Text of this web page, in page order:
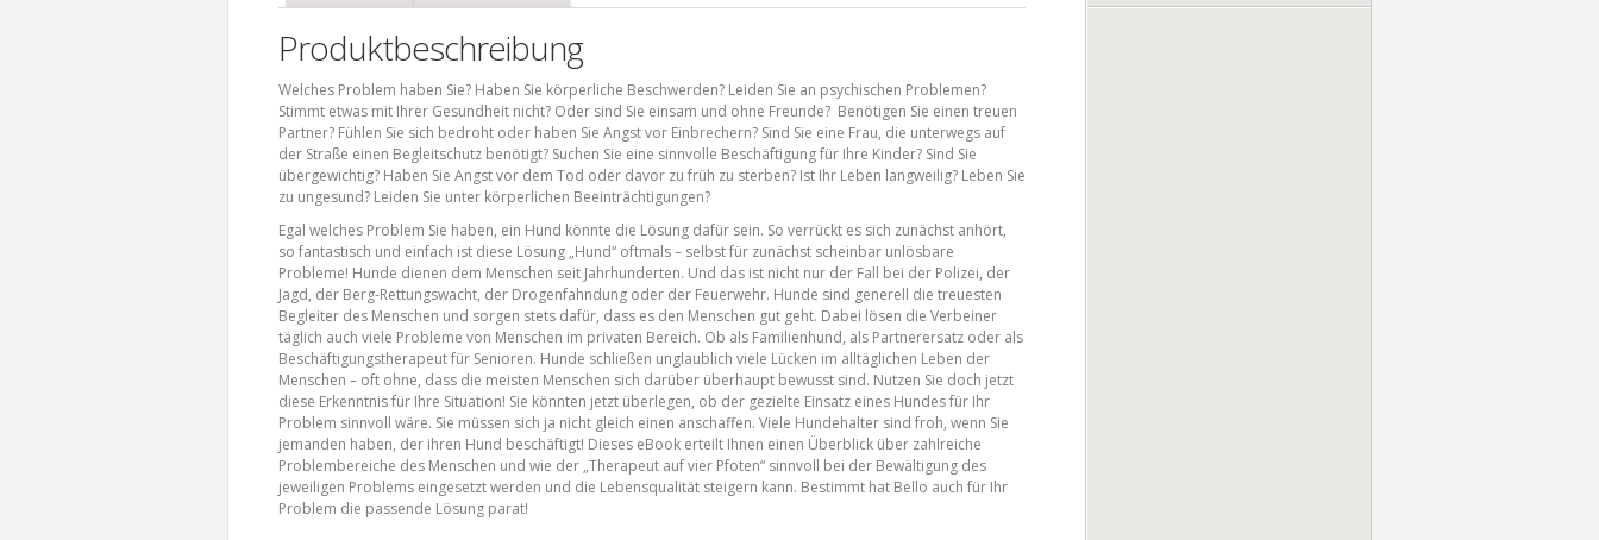
Produktbeschreibung
Welches Problem haben Sie? Haben Sie körperliche Beschwerden? Leiden Sie an psychischen Problemen?
Stimmt etwas mit Ihrer Gesundheit nicht? Oder sind Sie einsam und ohne Freunde? Benötigen Sie einen treuen
Partner? Fühlen Sie sich bedroht oder haben Sie Angst vor Einbrechern? Sind Sie eine Frau, die unterwegs auf
der Straße einen Begleitschutz benötigt? Suchen Sie eine sinnvolle Beschäftigung für Ihre Kinder? Sind Sie
übergewichtig? Haben Sie Angst vor dem Tod oder davor zu früh zu sterben? Ist Ihr Leben langweilig? Leben Sie
zu ungesund? Leiden Sie unter körperlichen Beeinträchtigungen?
Egal welches Problem Sie haben, ein Hund könnte die Lösung dafür sein. So verrückt es sich zunächst anhört,
so fantastisch und einfach ist diese Lösung „Hund“ oftmals – selbst für zunächst scheinbar unlösbare
Probleme! Hunde dienen dem Menschen seit Jahrhunderten. Und das ist nicht nur der Fall bei der Polizei, der
Jagd, der Berg-Rettungswacht, der Drogenfahndung oder der Feuerwehr. Hunde sind generell die treuesten
Begleiter des Menschen und sorgen stets dafür, dass es den Menschen gut geht. Dabei lösen die Verbeiner
täglich auch viele Probleme von Menschen im privaten Bereich. Ob als Familienhund, als Partnerersatz oder als
Beschäftigungstherapeut für Senioren. Hunde schließen unglaublich viele Lücken im alltäglichen Leben der
Menschen – oft ohne, dass die meisten Menschen sich darüber überhaupt bewusst sind. Nutzen Sie doch jetzt
diese Erkenntnis für Ihre Situation! Sie könnten jetzt überlegen, ob der gezielte Einsatz eines Hundes für Ihr
Problem sinnvoll wäre. Sie müssen sich ja nicht gleich einen anschaffen. Viele Hundehalter sind froh, wenn Sie
jemanden haben, der ihren Hund beschäftigt! Dieses eBook erteilt Ihnen einen Überblick über zahlreiche
Problembereiche des Menschen und wie der „Therapeut auf vier Pfoten“ sinnvoll bei der Bewältigung des
jeweiligen Problems eingesetzt werden und die Lebensqualität steigern kann. Bestimmt hat Bello auch für Ihr
Problem die passende Lösung parat!